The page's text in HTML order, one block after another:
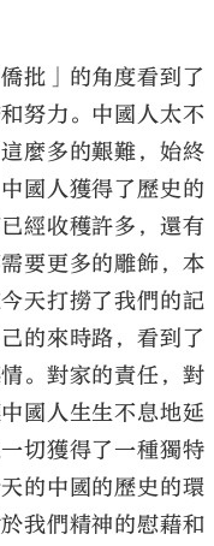
批」的角度看到了
努力。中國人太不
麼多的艱難，始終
國人獲得了歷史的
經收穫許多，還有
要更多的雕飾，本
天打撈了我們的記
的來時路，看到了
。對家的責任，對
國人生生不息地延
切獲得了一種獨特
的中國的歷史的環
我們精神的慰藉和